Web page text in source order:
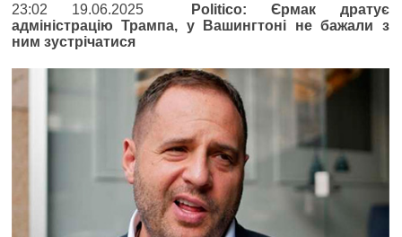
23:02 19.06.2025
Politico: Єрмак дратує
адміністрацію Трампа, у Вашингтоні не бажали з
ним зустрічатися